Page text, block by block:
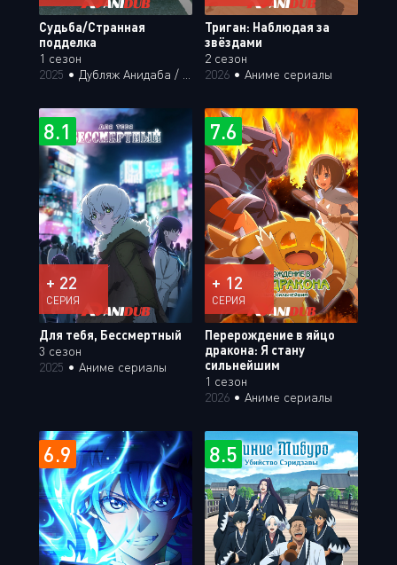
Судьба/Странная
подделка
1 сезон
2025 • Дубляж Анидаба / Аниме сериалы
Триган: Наблюдая за
звёздами
2 сезон
2026 • Аниме сериалы
8.1
+ 22
СЕРИЯ
Для тебя, Бессмертный
3 сезон
2025 • Аниме сериалы
7.6
+ 12
СЕРИЯ
Перерождение в яйцо
дракона: Я стану
сильнейшим
1 сезон
2026 • Аниме сериалы
6.9 8.5